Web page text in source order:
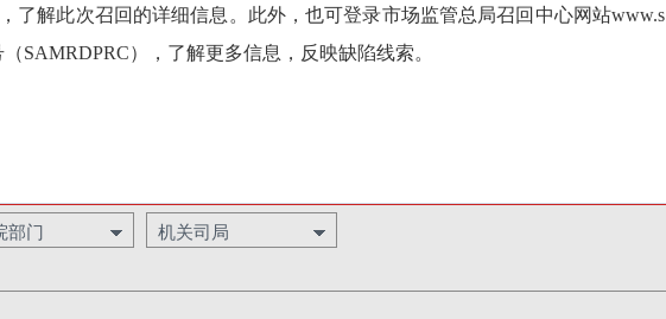
了解此次召回的详细信息。此外，也可登录市场监管总局召回中心网站www.s
SAMRDPRC），了解更多信息，反映缺陷线索。
部门
机关司局